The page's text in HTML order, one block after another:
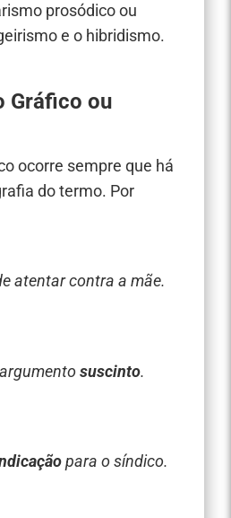
prosódico ou
e o hibridismo.
Gráfico ou
ocorre sempre que há
do termo. Por
atentar contra a mãe.
suscinto.
para o síndico.